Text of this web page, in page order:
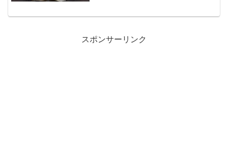
のひとつ。繁華街なのに広...
スポンサーリンク